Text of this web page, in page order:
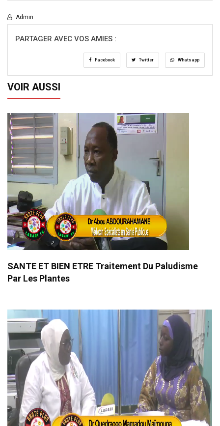
Admin
PARTAGER AVEC VOS AMIES :
Facebook Twitter Whatsapp
VOIR AUSSI
SANTE ET BIEN ETRE Traitement Du Paludisme
Par Les Plantes